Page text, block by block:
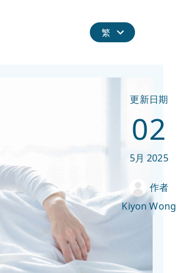
更新日期
02
5月 2025
作者
Kiyon Wong
繁